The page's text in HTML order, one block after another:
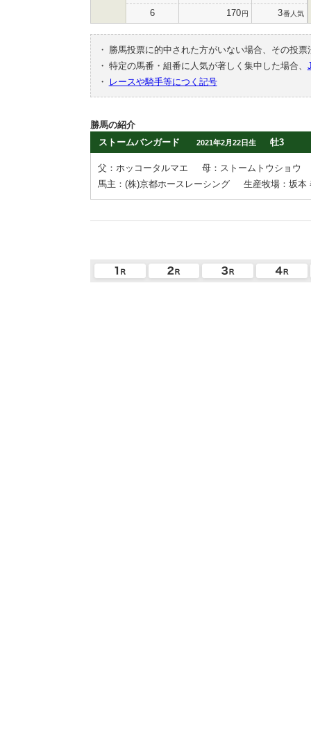
6 170円 3番人気
・
勝馬投票に的中された方がいない場合、その投
・ 特定の馬番・組番に人気が著しく集中した場合、
・
レースや騎手等につく記号
勝馬の紹介
ストームバンガード
2021年2月22日生 牡3
父：ホッコータルマエ
母：ストームトウショウ
馬主：(株)京都ホースレーシング
生産牧場：坂本